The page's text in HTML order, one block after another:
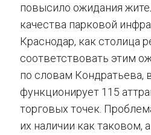
повысило ожидания
качества парковой
Краснодар, как столица
соответствовать этим
по словам Кондратьева,
функционирует 115
торговых точек.
их наличии как таковом,